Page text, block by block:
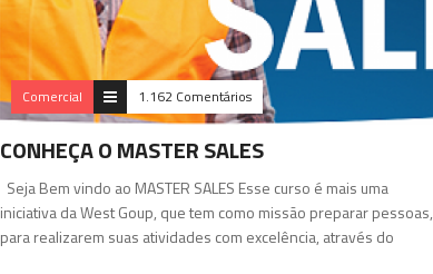
Comercial 1.162 Comentários
CONHEÇA O MASTER SALES
Seja Bem vindo ao MASTER SALES Esse curso é mais uma
iniciativa da West Goup, que tem como missão preparar pessoas,
para realizarem suas atividades com excelência, através do